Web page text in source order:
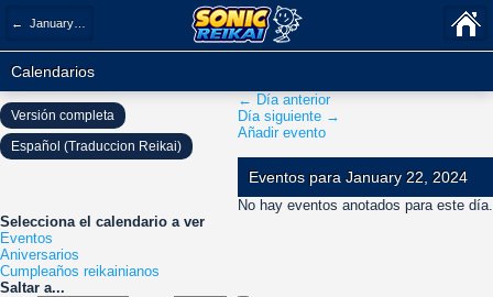
← January 2024
Calendarios
← Día anterior
Día siguiente →
Añadir evento
Eventos para January 22, 2024
No hay eventos anotados para este día.
Selecciona el calendario a ver
Eventos
Aniversarios
Cumpleaños reikainianos
Saltar a...
Versión completa
Español (Traduccion Reikai)